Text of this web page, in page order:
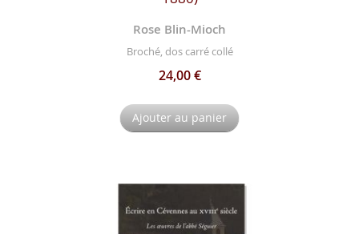
Rose Blin-Mioch
Broché, dos carré collé
24,00 €
Ajouter au panier